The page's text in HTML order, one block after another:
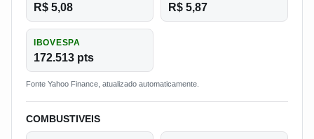
R$ 5,08 R$ 5,87
IBOVESPA
172.513 pts
Fonte Yahoo Finance, atualizado automaticamente.
COMBUSTIVEIS